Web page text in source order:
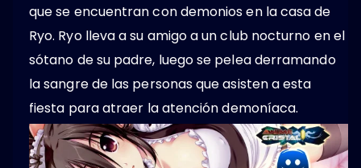
que se encuentran con demonios en la casa de
Ryo. Ryo lleva a su amigo a un club nocturno en el
sótano de su padre, luego se pelea derramando
la sangre de las personas que asisten a esta
fiesta para atraer la atención demoníaca.